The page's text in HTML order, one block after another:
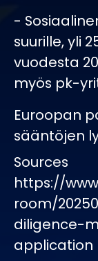
-
suurille, yli
vuodesta
myös pk-
Euroopan
sääntöjen
Sources
https://
room/
diligence-
application